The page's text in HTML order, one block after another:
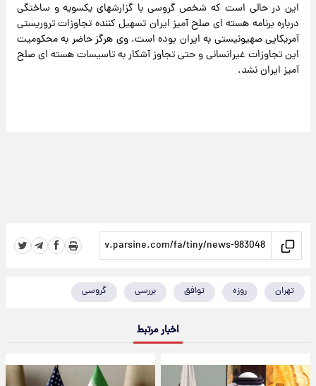
این در حالی است که شخص گروسی با گزارشهای یکسویه و ساختگی
درباره برنامه هسته ای صلح آمیز ایران تسهیل کننده تجاوزات تروریستی
آمریکایی صهیونیستی به ایران بوده است. وی هرگز حاضر به محکومیت
این تجاوزات غیرانسانی و حتی تجاوز آشکار به تاسیسات هسته ای صلح
آمیز ایران نشد.
تهران روزه توافق بررسی گروسی
اخبار مرتبط